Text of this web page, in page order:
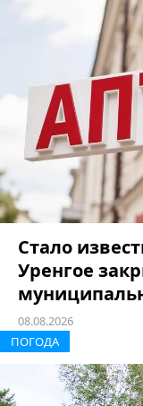
Стало
Уренгое
08.08.2026
ПОГОДА